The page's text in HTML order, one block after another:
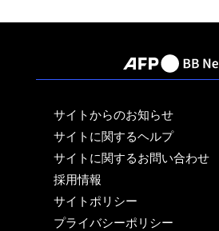
サイトからのお知らせ
サイトに関するヘルプ
サイトに関するお問い合わせ
採用情報
サイトポリシー
プライバシーポリシー